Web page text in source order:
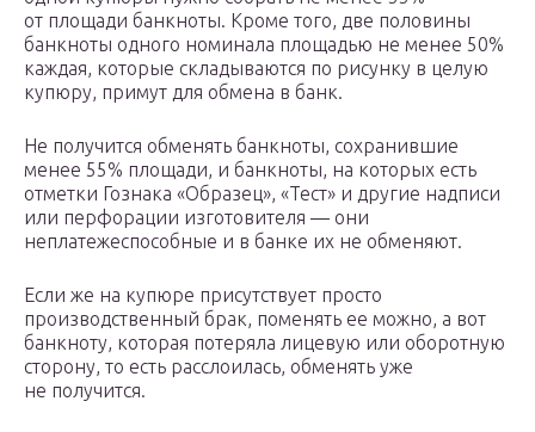
от площади банкноты. Кроме того, две половины
банкноты одного номинала площадью не менее 50%
каждая, которые складываются по рисунку в целую
купюру, примут для обмена в банк.
Не получится обменять банкноты, сохранившие
менее 55% площади, и банкноты, на которых есть
отметки Гознака «Образец», «Тест» и другие надписи
или перфорации изготовителя — они
неплатежеспособные и в банке их не обменяют.
Если же на купюре присутствует просто
производственный брак, поменять ее можно, а вот
банкноту, которая потеряла лицевую или оборотную
сторону, то есть расслоилась, обменять уже
не получится.